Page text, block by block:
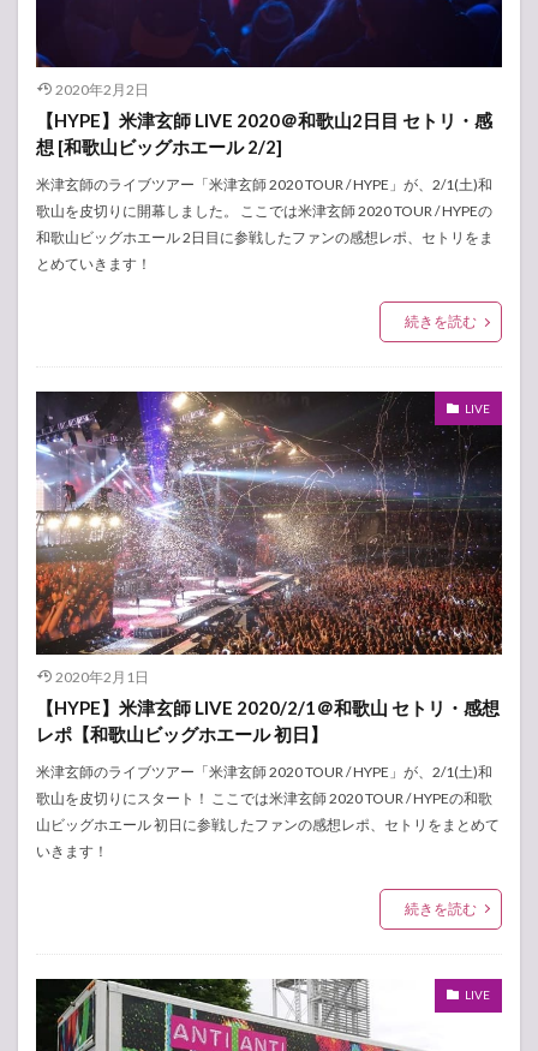
2020年2月2日
【HYPE】米津玄師 LIVE 2020＠和歌山2日目 セトリ・感
想 [和歌山ビッグホエール 2/2]
米津玄師のライブツアー「米津玄師 2020 TOUR / HYPE」が、2/1(土)和
歌山を皮切りに開幕しました。 ここでは米津玄師 2020 TOUR / HYPEの
和歌山ビッグホエール 2日目に参戦したファンの感想レポ、セトリをま
とめていきます！
続きを読む
LIVE
2020年2月1日
【HYPE】米津玄師 LIVE 2020/2/1＠和歌山 セトリ・感想
レポ【和歌山ビッグホエール 初日】
米津玄師のライブツアー「米津玄師 2020 TOUR / HYPE」が、2/1(土)和
歌山を皮切りにスタート！ ここでは米津玄師 2020 TOUR / HYPEの和歌
山ビッグホエール 初日に参戦したファンの感想レポ、セトリをまとめて
いきます！
続きを読む
LIVE